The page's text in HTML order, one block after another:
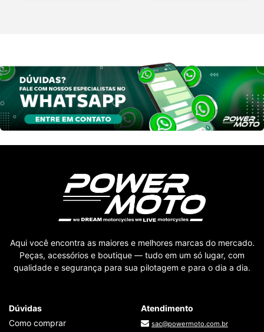
Aqui você encontra as maiores e melhores marcas do mercado.
Peças, acessórios e boutique — tudo em um só lugar, com
qualidade e segurança para sua pilotagem e para o dia a dia.
Dúvidas
Como comprar
Atendimento
sac@powermoto.com.br